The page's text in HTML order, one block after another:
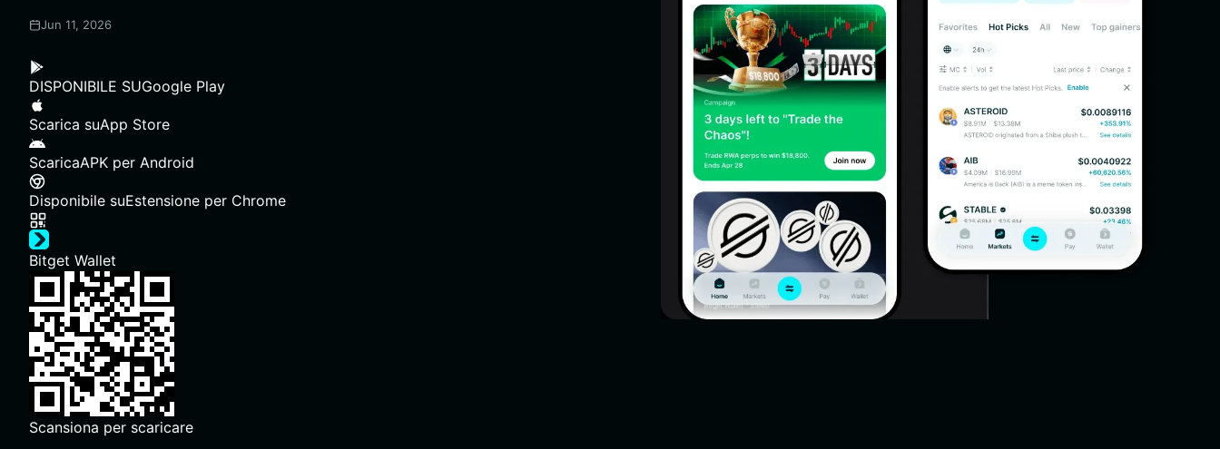
Jun 11, 2026
DISPONIBILE SUGoogle Play
Scarica suApp Store
ScaricaAPK per Android
Disponibile suEstensione per Chrome
Bitget Wallet
Scansiona per scaricare